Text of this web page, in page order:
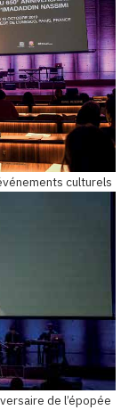
ents culturels
de l’épopée